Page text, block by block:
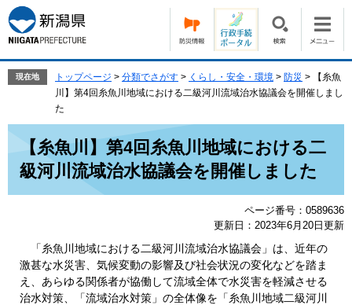
ー
ジ
の
す。
ニ
ュ
ー
し
現在地 トップページ > 分類でさがす > くらし・安全・環境 > 防災 >
【糸魚
川】第4回糸魚川地域における二級河川流域治水協議会を開催しまし
た
【糸魚川】第4回糸魚川地域における二
級河川流域治水協議会を開催しました
ページ番号：0589636
更新日：2023年6月20日更新
「糸魚川地域における二級河川流域治水協議会」は、近年の
激甚な水災害、気候変動の影響及び社会状況の変化などを踏ま
え、あらゆる関係者が協働して流域全体で水災害を軽減させる
治水対策、「流域治水対策」の全体像を「糸魚川地域二級河川